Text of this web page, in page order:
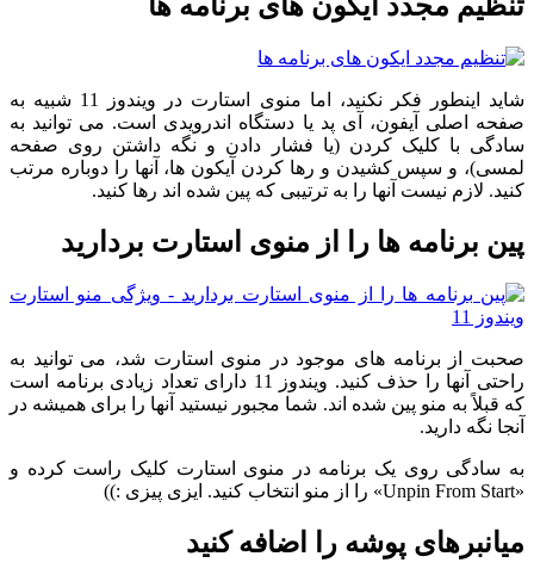
تنظیم مجدد ایکون های برنامه ها
شاید اینطور فکر نکنید، اما منوی استارت در ویندوز 11 شبیه به
صفحه اصلی آیفون، آی پد یا دستگاه اندرویدی است. می توانید به
سادگی با کلیک کردن (یا فشار دادن و نگه داشتن روی صفحه
لمسی)، و سپس کشیدن و رها کردن آیکون ها، آنها را دوباره مرتب
کنید. لازم نیست آنها را به ترتیبی که پین شده اند رها کنید.
پین برنامه ها را از منوی استارت بردارید
صحبت از برنامه های موجود در منوی استارت شد، می توانید به
راحتی آنها را حذف کنید. ویندوز 11 دارای تعداد زیادی برنامه است
که قبلاً به منو پین شده اند. شما مجبور نیستید آنها را برای همیشه در
آنجا نگه دارید.
به سادگی روی یک برنامه در منوی استارت کلیک راست کرده و
«Unpin From Start» را از منو انتخاب کنید. ایزی پیزی :))
میانبرهای پوشه را اضافه کنید